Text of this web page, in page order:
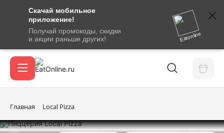
Скачай мобильное
приложение!
Получай промокоды, скидки
и акции раньше других!
Eatonline
сообщение
кодом
подтверждения
Акции
Главная Local Pizza